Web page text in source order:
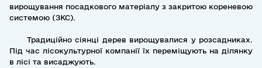
вирощування посадкового матеріалу з закритою кореневою
системою (ЗКС).
Традиційно сіянці дерев вирощувалися у розсадниках.
Під час лісокультурної компанії їх переміщують на ділянку
в лісі та висаджують.